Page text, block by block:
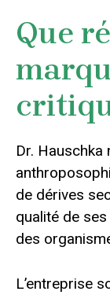
Que
Dr.
de dérives
qualité de
des
L’entreprise